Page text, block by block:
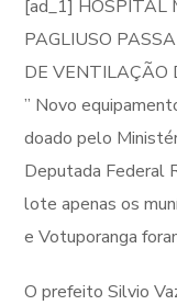
[ad_1] HOSPITAL
PAGLIUSO
DE VENTILAÇÃO
” Novo
doado pelo
Deputada Federal
lote apenas os
e Votuporanga
O prefeito Silvio